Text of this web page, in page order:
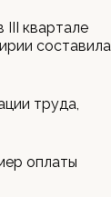
квартале
составила
труда,
оплаты